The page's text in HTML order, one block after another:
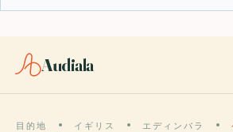
Audiala
目的地 イギリス エディンバラ